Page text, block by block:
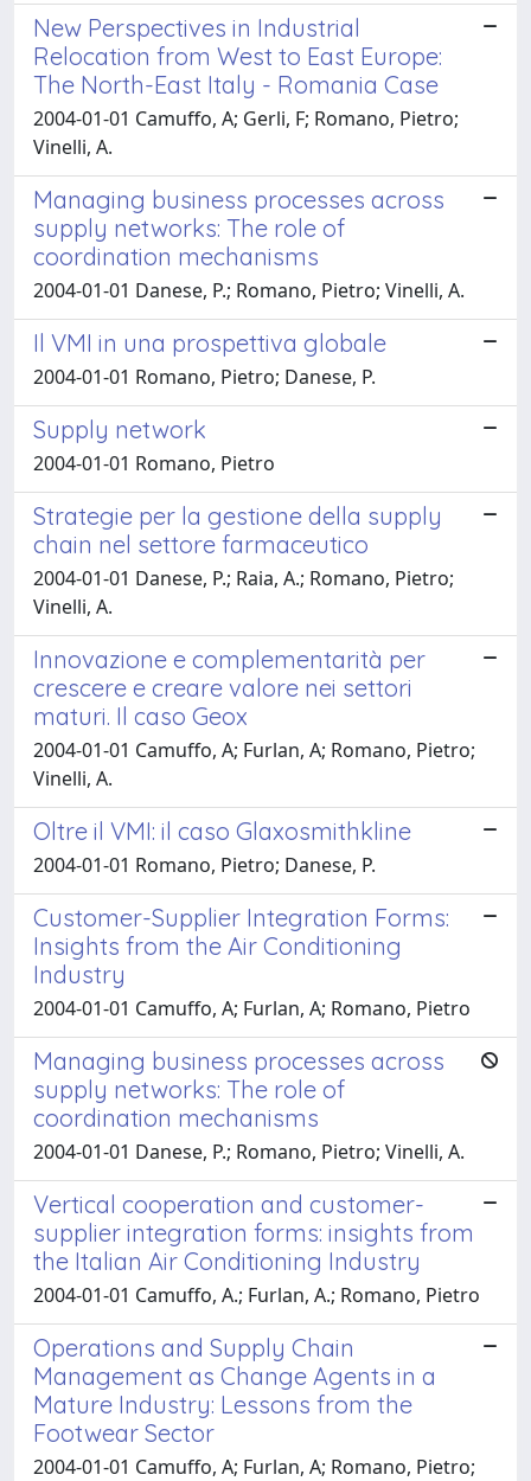
New Perspectives in Industrial
Relocation from West to East Europe:
The North-East Italy - Romania Case
2004-01-01 Camuffo, A; Gerli, F; Romano, Pietro;
Vinelli, A.
Managing business processes across
supply networks: The role of
coordination mechanisms
2004-01-01 Danese, P.; Romano, Pietro; Vinelli, A.
Il VMI in una prospettiva globale
2004-01-01 Romano, Pietro; Danese, P.
Supply network
2004-01-01 Romano, Pietro
Strategie per la gestione della supply
chain nel settore farmaceutico
2004-01-01 Danese, P.; Raia, A.; Romano, Pietro;
Vinelli, A.
Innovazione e complementarità per
crescere e creare valore nei settori
maturi. Il caso Geox
2004-01-01 Camuffo, A; Furlan, A; Romano, Pietro;
Vinelli, A.
Oltre il VMI: il caso Glaxosmithkline
2004-01-01 Romano, Pietro; Danese, P.
Customer-Supplier Integration Forms:
Insights from the Air Conditioning
Industry
2004-01-01 Camuffo, A; Furlan, A; Romano, Pietro
Managing business processes across
supply networks: The role of
coordination mechanisms
2004-01-01 Danese, P.; Romano, Pietro; Vinelli, A.
Vertical cooperation and customer-
supplier integration forms: insights from
the Italian Air Conditioning Industry
2004-01-01 Camuffo, A.; Furlan, A.; Romano, Pietro
Operations and Supply Chain
Management as Change Agents in a
Mature Industry: Lessons from the
Footwear Sector
2004-01-01 Camuffo, A; Furlan, A; Romano, Pietro;